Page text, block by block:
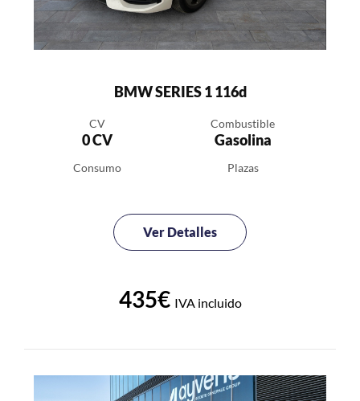
BMW SERIES 1 116d
CV
0 CV
Combustible
Gasolina
Consumo Plazas
Ver Detalles
435€ IVA incluido